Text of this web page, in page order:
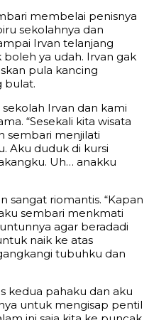
membelai penisnya
sekolahnya dan
Irvan telanjang
ya udah. Irvan gak
pula kancing
bulat.
Irvan dan kami
“Sesekali kita wisata
sembari menjilati
Aku duduk di kursi
Uh… anakku
sangat riomantis. “Kapan
sembari menkmati
agar beradadi
naik ke atas
tubuhku dan
kedua pahaku dan aku
untuk mengisap pentil